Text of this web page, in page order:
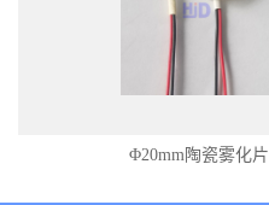
Φ20mm陶瓷雾化片